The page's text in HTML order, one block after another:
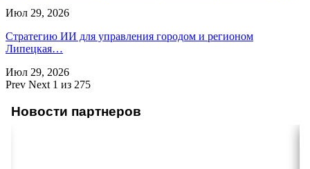
Июл 29, 2026
Стратегию ИИ для управления городом и регионом
Липецкая…
Июл 29, 2026
Prev Next 1 из 275
Новости партнеров